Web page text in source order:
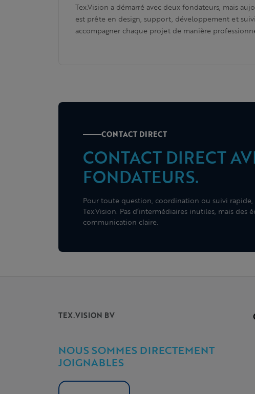
Tex.Vision a démarré avec deux fondateurs, mais
est prête en design, support, développement et
accompagner chaque projet de manière
CONTACT DIRECT
CONTACT DIRECT
FONDATEURS.
Pour toute question, coordination ou suivi
Tex.Vision. Pas d’intermédiaires inutiles, mais des
communication claire.
TEX.VISION BV
NOUS SOMMES DIRECTEMENT
JOIGNABLES